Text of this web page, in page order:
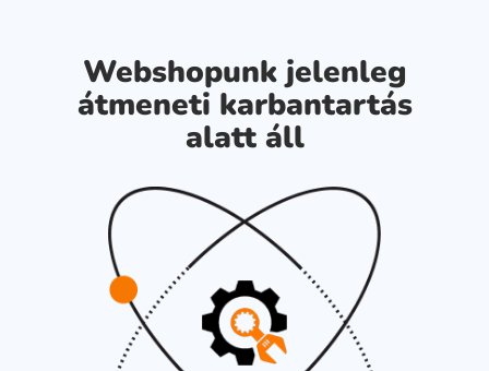
Webshopunk jelenleg
átmeneti karbantartás
alatt áll